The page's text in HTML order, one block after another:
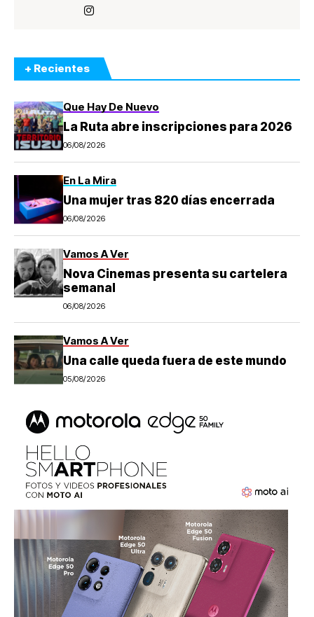
+ Recientes
Que Hay De Nuevo
La Ruta abre inscripciones para 2026
06/08/2026
En La Mira
Una mujer tras 820 días encerrada
06/08/2026
Vamos A Ver
Nova Cinemas presenta su cartelera
semanal
06/08/2026
Vamos A Ver
Una calle queda fuera de este mundo
05/08/2026